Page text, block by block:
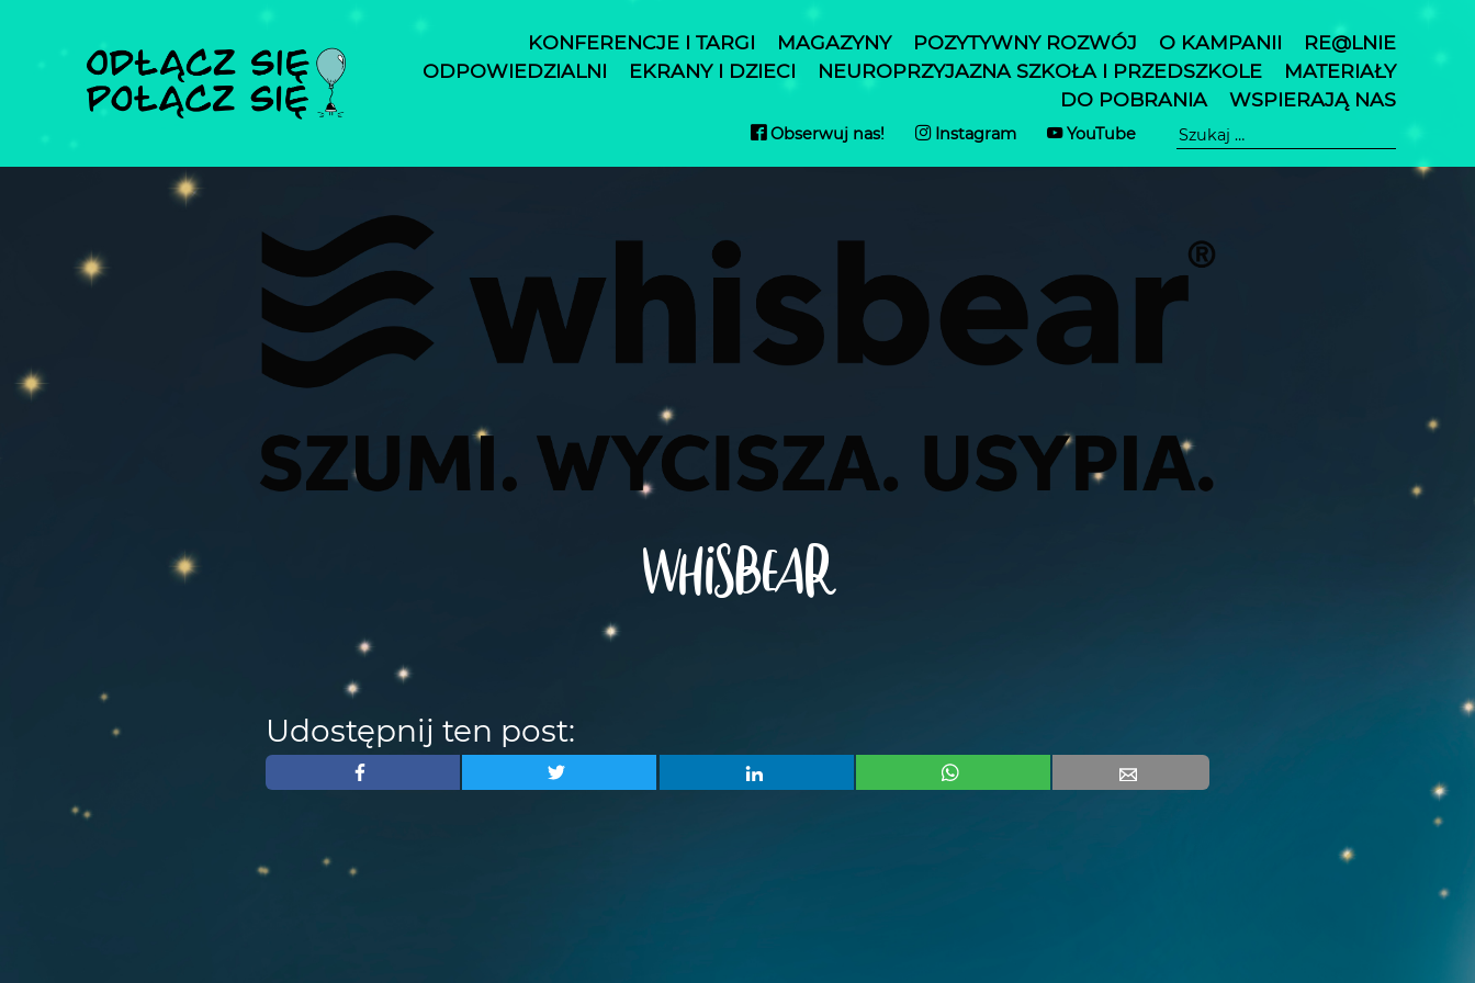
KONFERENCJE I TARGI MAGAZYNY POZYTYWNY ROZWÓJ O KAMPANII
RE@LNIE
ODPOWIEDZIALNI
EKRANY I DZIECI NEUROPRZYJAZNA SZKOŁA I PRZEDSZKOLE
MATERIAŁY
DO POBRANIA
WSPIERAJĄ NAS
Obserwuj nas! Instagram YouTube
whisbear
Udostępnij ten post: